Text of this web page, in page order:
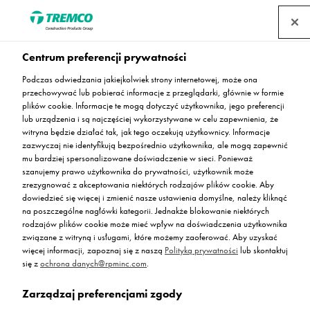
Deckshield ID
Posadzka parkingowa Deckshield ID
Przejdź
Opis Kolorystyka standardowa
Centrum preferencji prywatności
Podczas odwiedzania jakiejkolwiek strony internetowej, może ona
przechowywać lub pobierać informacje z przeglądarki, głównie w formie
plików cookie. Informacje te mogą dotyczyć użytkownika, jego preferencji
lub urządzenia i są najczęściej wykorzystywane w celu zapewnienia, że
witryna będzie działać tak, jak tego oczekują użytkownicy. Informacje
zazwyczaj nie identyfikują bezpośrednio użytkownika, ale mogą zapewnić
mu bardziej spersonalizowane doświadczenie w sieci. Ponieważ
szanujemy prawo użytkownika do prywatności, użytkownik może
zrezygnować z akceptowania niektórych rodzajów plików cookie. Aby
dowiedzieć się więcej i zmienić nasze ustawienia domyślne, należy kliknąć
na poszczególne nagłówki kategorii. Jednakże blokowanie niektórych
rodzajów plików cookie może mieć wpływ na doświadczenia użytkownika
związane z witryną i usługami, które możemy zaoferować. Aby uzyskać
więcej informacji, zapoznaj się z naszą Polityką prywatności lub skontaktuj
się zochrona danych@rpminc.com.
Zarządzaj preferencjami zgody